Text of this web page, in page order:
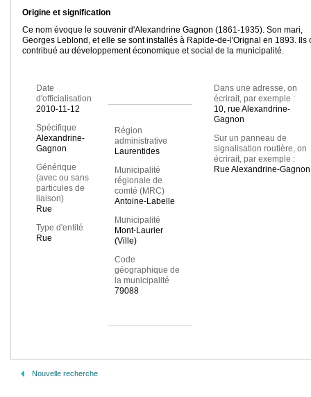
Origine et signification
Ce nom évoque le souvenir d'Alexandrine Gagnon (1861-1935). Son mari,
Georges Leblond, et elle se sont installés à Rapide-de-l'Orignal en 1893. Ils
contribué au développement économique et social de la municipalité.
Date
d'officialisation
2010-11-12
Spécifique
Alexandrine-
Gagnon
Générique
(avec ou sans
particules de
liaison)
Rue
Type d'entité
Rue
Région
administrative
Laurentides
Municipalité
régionale de
comté (MRC)
Antoine-Labelle
Municipalité
Mont-Laurier
(Ville)
Code
géographique de
la municipalité
79088
Dans une adresse, on
écrirait, par exemple :
10, rue Alexandrine-
Gagnon
Sur un panneau de
signalisation routière, on
écrirait, par exemple :
Rue Alexandrine-Gagnon
Nouvelle recherche